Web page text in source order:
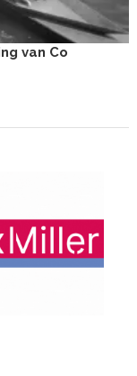
van Co